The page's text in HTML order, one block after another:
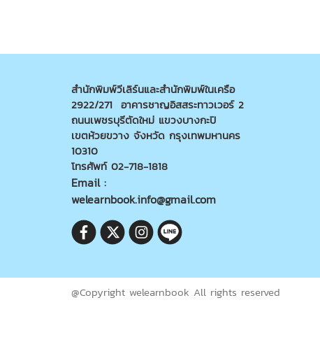
สำนักพิมพ์วีเลิร์นและสำนักพิมพ์ในเครือ
2922/271 อาคารชาญอิสสระทาวเวอร์ 2
ถนนเพชรบุรีตัดใหม่ แขวงบางกะปิ
เขตห้วยขวาง จังหวัด กรุงเทพมหานคร
10310
โทรศัพท์ 02-718-1818
Email :
welearnbook.info@gmail.com
@Copyright welearnbook All rights reserved